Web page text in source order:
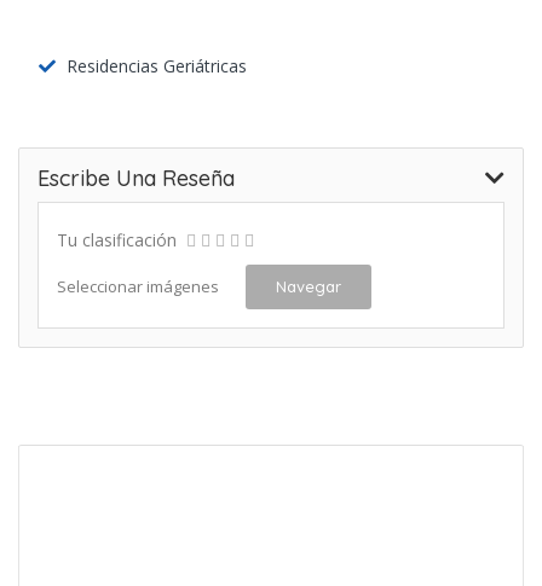
Residencias Geriátricas
Escribe Una Reseña
Tu clasificación
Seleccionar imágenes Navegar